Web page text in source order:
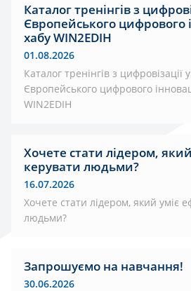
Каталог тренінгів з
Європейського цифрового
хабу WIN2EDIH
01.08.2026
Каталог тренінгів з цифровізації
Європейського цифрового
WIN2EDIH
Хочете стати лідером,
керувати людьми?
16.07.2026
Хочете стати лідером, який уміє
людьми?
Запрошуємо на навчання!
30.06.2026